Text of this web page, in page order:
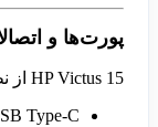
پورت‌ها و
HP Victus 15 از نظر پورت هم دست کاربر را باز گذاشته:
Type-C